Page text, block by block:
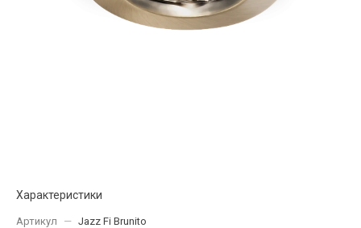
Характеристики
Артикул — Jazz Fi Brunito